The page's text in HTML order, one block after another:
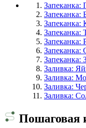
Запеканка:
Запеканка:
Запеканка:
Запеканка:
Запеканка:
Запеканка:
Заливка:
Заливка:
Заливка:
Заливка:
Пошаговая